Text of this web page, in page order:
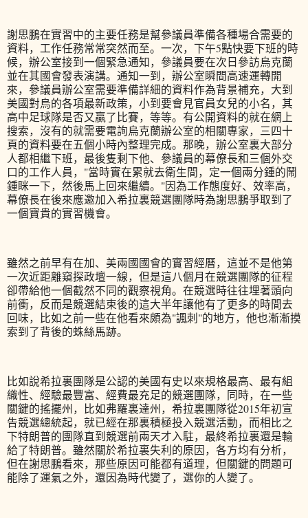
謝思鵬在實習中的主要任務是幫參議員準備各種場合需要的
資料，工作任務常常突然而至。一次，下午5點快要下班的時
候，辦公室接到一個緊急通知，參議員要在次日參訪烏克蘭
並在其國會發表演講。通知一到，辦公室瞬間高速運轉開
來，參議員辦公室需要準備詳細的資料作為背景補充，大到
美國對烏的各項最新政策，小到要會見官員女兒的小名，其
高中足球隊是否又贏了比賽，等等。有公開資料的就在網上
搜索，沒有的就需要電詢烏克蘭辦公室的相關專家，三四十
頁的資料要在五個小時內整理完成。那晚，辦公室裏大部分
人都相繼下班，最後隻剩下他、參議員的幕僚長和三個外交
口的工作人員，"當時實在累就去衛生間，定一個兩分鍾的鬧
鍾眯一下，然後馬上回來繼續。"因為工作態度好、效率高，
幕僚長在後來應邀加入希拉裏競選團隊時為謝思鵬爭取到了
一個寶貴的實習機會。
雖然之前早有在加、美兩國國會的實習經曆，這並不是他第
一次近距離窺探政壇一線，但是這八個月在競選團隊的征程
卻帶給他一個截然不同的觀察視角。在競選時往往埋著頭向
前衝，反而是競選結束後的這大半年讓他有了更多的時間去
回味，比如之前一些在他看來頗為"諷刺"的地方，他也漸漸摸
索到了背後的蛛絲馬跡。
比如說希拉裏團隊是公認的美國有史以來規格最高、最有組
織性、經驗最豐富、經費最充足的競選團隊，同時，在一些
關鍵的搖擺州，比如弗羅裏達州，希拉裏團隊從2015年初宣
告競選總統起，就已經在那裏積極投入競選活動，而相比之
下特朗普的團隊直到競選前兩天才入駐，最終希拉裏還是輸
給了特朗普。雖然關於希拉裏失利的原因，各方均有分析，
但在謝思鵬看來，那些原因可能都有道理，但關鍵的問題可
能除了運氣之外，還因為時代變了，選你的人變了。